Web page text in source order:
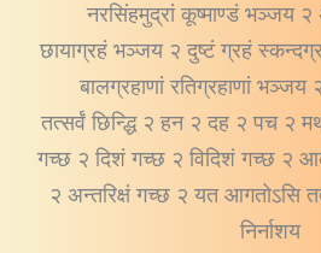
नरसिंहमुद्रां कूष्माण्डं भञ्जय
छायाग्रहं भञ्जय २ दुष्टं ग्रहं
बालग्रहाणां रतिग्रहाणां
तत्सर्वं छिन्द्धि २ हन २ दह २ पच २
गच्छ २ दिशं गच्छ २ विदिशं गच्छ २
२ अन्तरिक्षं गच्छ २ यत आगतोऽसि
निर्नाशय